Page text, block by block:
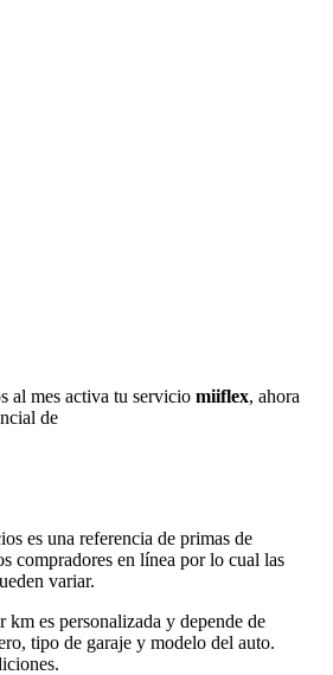
al mes activa tu servicio miiflex, ahora
de
es una referencia de primas de
compradores en línea por lo cual las
variar.
km es personalizada y depende de
tipo de garaje y modelo del auto.